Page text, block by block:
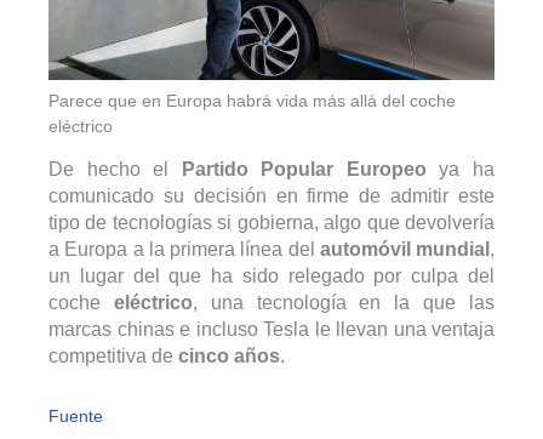
Parece que en Europa habrá vida más allá del coche
eléctrico
De hecho el Partido Popular Europeo ya ha
comunicado su decisión en firme de admitir este
tipo de tecnologías si gobierna, algo que devolvería
a Europa a la primera línea del automóvil mundial ,
un lugar del que ha sido relegado por culpa del
coche eléctrico, una tecnología en la que las
marcas chinas e incluso Tesla le llevan una ventaja
competitiva de cinco años.
Fuente